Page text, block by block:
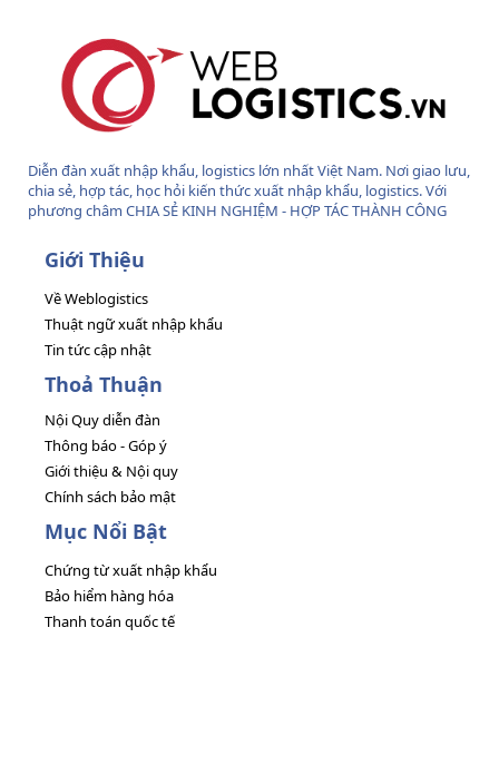
Diễn đàn xuất nhập khẩu, logistics lớn nhất Việt Nam. Nơi giao lưu,
chia sẻ, hợp tác, học hỏi kiến thức xuất nhập khẩu, logistics. Với
phương châm CHIA SẺ KINH NGHIỆM - HỢP TÁC THÀNH CÔNG
Giới Thiệu
Về Weblogistics
Thuật ngữ xuất nhập khẩu
Tin tức cập nhật
Thoả Thuận
Nội Quy diễn đàn
Thông báo - Góp ý
Giới thiệu & Nội quy
Chính sách bảo mật
Mục Nổi Bật
Chứng từ xuất nhập khẩu
Bảo hiểm hàng hóa
Thanh toán quốc tế